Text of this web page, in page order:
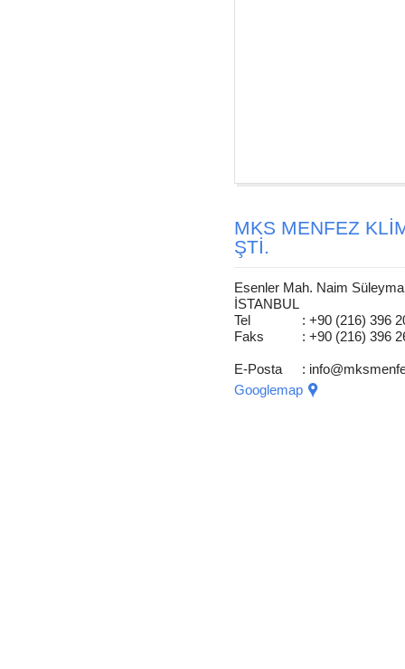
MKS MENFEZ
ŞTİ.
Esenler Mah. Naim
İSTANBUL
Tel
: +90 (216) 396
Faks
: +90 (216) 396
E-Posta :
Googlemap